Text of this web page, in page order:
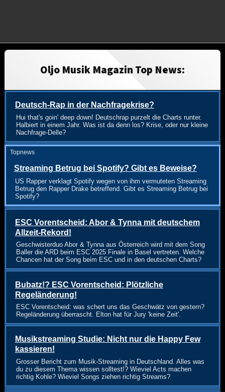
Oljo Musik Magazin Top News:
Deutsch-Rap in der Nachfragekrise?
Hui that's goin' deep down! Deutschrap purzelt die Charts runter.
Halbiert in einem Jahr. Was ist da denn los? Krise, oder nur kleine
Nachfrage-Delle?
Topnews
Streaming Betrug bei Spotify? Gibt es Beweise?
US Rapper verklagt Spotify wegen von ihm vermuteten Streaming
Betrug den Rapper Drake betreffend. Gibt es Streaming Betrug bei
Spotify?
ESC Vorentscheid: Abor & Tynna mit deutschem
Allzeit-Rekord!
Geschwisterduo Abor & Tynna aus Österreich wird mit dem Song
Baller die ARD beim ESC 2025 Finale in Basel vertreten. Welche
Chancen hat der Song beim ESC und in den deutschen Charts?
Bubatz!? ESC Vorentscheid: Plötzliche
Regeländerung!
ESC Vorentscheid: was schert uns das Geschwätz von gestern?
Regeländerung überrascht. Elton hat für Jury 'keine Zeit'.
Musikstreaming Studie: Nicht nur die Happy Few
kassieren!
Grosser Bericht zum Musik-Streaming in Deutschland. Alles was
du zu diesem Thema wissen solltest!? Wieviel Acts machen
richtig Kohle? Wieviel Songs ziehen richtig Streams?